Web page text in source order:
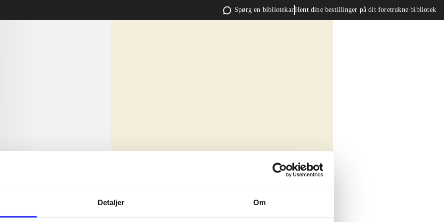
Detaljer Om
Spørg en bibliotekarHent dine bestillinger på dit foretrukne bibliotek
sit amet ...
sit amet ...